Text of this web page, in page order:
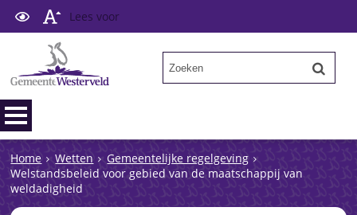
Lees voor
Home Wetten
Gemeentelijke regelgeving
Welstandsbeleid voor gebied van de maatschappij van
weldadigheid